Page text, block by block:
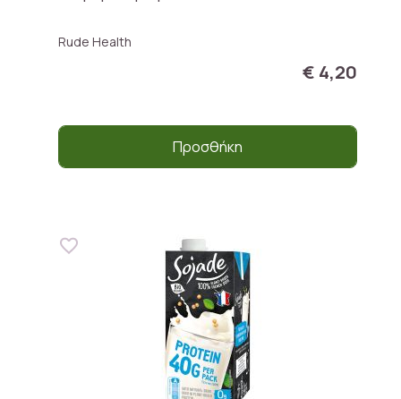
Rude Health
€ 4,20
Προσθήκη